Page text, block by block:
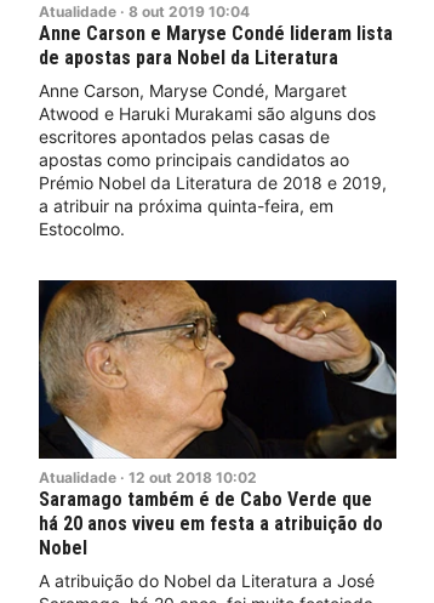
Atualidade · 8 out 2019 10:04
Anne Carson e Maryse Condé lideram lista
de apostas para Nobel da Literatura
Anne Carson, Maryse Condé, Margaret
Atwood e Haruki Murakami são alguns dos
escritores apontados pelas casas de
apostas como principais candidatos ao
Prémio Nobel da Literatura de 2018 e 2019,
a atribuir na próxima quinta-feira, em
Estocolmo.
Atualidade · 12 out 2018 10:02
Saramago também é de Cabo Verde que
há 20 anos viveu em festa a atribuição do
Nobel
A atribuição do Nobel da Literatura a José